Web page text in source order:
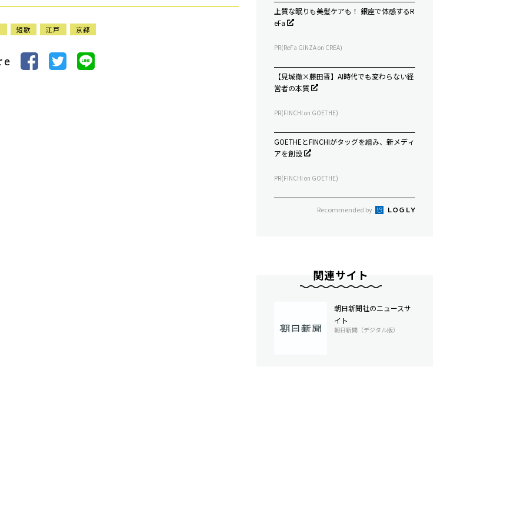
短歌 江戸 京都
上質な眠りも美髪ケアも！ 銀座で体感するR
eFa
PR(ReFa GINZA on CREA)
【見城徹×藤田晋】AI時代でも変わらない経
営者の本質
PR(FINCHI on GOETHE)
GOETHEとFINCHIがタッグを組み、新メディ
アを創設
PR(FINCHI on GOETHE)
Recommended by
関連サイト
朝日新聞社のニュースサ
イト
朝日新聞（デジタル版）